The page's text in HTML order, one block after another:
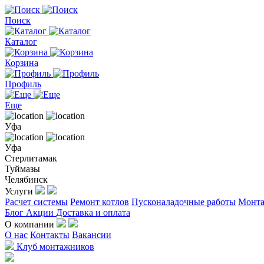
Поиск
Каталог
Корзина
Профиль
Еще
Уфа
Уфа
Стерлитамак
Туймазы
Челябинск
Услуги
Расчет системы Ремонт котлов Пусконаладочные работы
Блог Акции Доставка и оплата
О компании
О нас Контакты Вакансии
Клуб монтажников